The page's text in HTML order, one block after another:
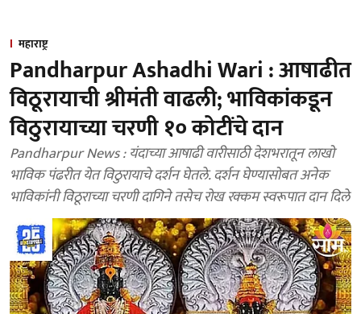
महाराष्ट्र
Pandharpur Ashadhi Wari : आषाढीत
विठूरायाची श्रीमंती वाढली; भाविकांकडून
विठुरायाच्या चरणी १० कोटींचे दान
Pandharpur News : यंदाच्या आषाढी वारीसाठी देशभरातून लाखो
भाविक पंढरीत येत विठुरायाचे दर्शन घेतले. दर्शन घेण्यासोबत अनेक
भाविकांनी विठूराच्या चरणी दागिने तसेच रोख रक्कम स्वरूपात दान दिले